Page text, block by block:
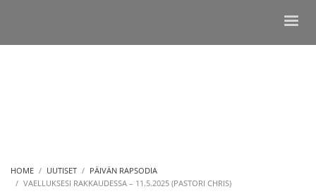
HOME UUTISET
PÄIVÄN RAPSODIA
VAELLUKSESI RAKKAUDESSA – 11.5.2025 (PASTORI CHRIS)